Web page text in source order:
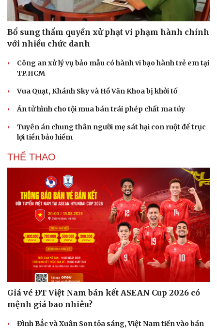
Văn hóa
Sân khấu - Điện ảnh
Văn học
Âm nhạc
Giải trí
Thời trang
Bổ sung thẩm quyền xử phạt vi phạm hành chính
với nhiều chức danh
Công an xử lý vụ bảo mẫu có hành vi bạo hành trẻ em tại
TP.HCM
Vua Quạt, Khánh Sky và Hồ Văn Khoa bị khởi tố
Án tử hình cho tội mua bán trái phép chất ma túy
Tuyên án chung thân người mẹ sát hại con ruột để trục
lợi tiền bảo hiểm
THỂ THAO
Giá vé ĐT Việt Nam bán kết ASEAN Cup 2026 có
mệnh giá bao nhiêu?
Đình Bắc và Xuân Son tỏa sáng, Việt Nam tiến vào bán